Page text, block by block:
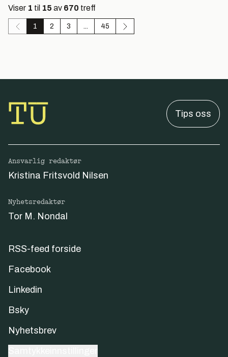
Viser 1 til 15 av 670 treff
1 2 3 ... 45
Tips oss
Ansvarlig redaktør
Kristina Fritsvold Nilsen
Nyhetsredaktør
Tor M. Nondal
RSS-feed forside
Facebook
Linkedin
Bsky
Nyhetsbrev